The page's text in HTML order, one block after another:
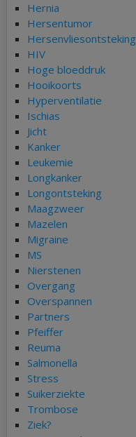
Hernia
Hersentumor
Hersenvliesontsteking
HIV
Hoge bloeddruk
Hooikoorts
Hyperventilatie
Ischias
Jicht
Kanker
Leukemie
Longkanker
Longontsteking
Maagzweer
Mazelen
Migraine
MS
Nierstenen
Overgang
Overspannen
Partners
Pfeiffer
Reuma
Salmonella
Stress
Suikerziekte
Trombose
Ziek?